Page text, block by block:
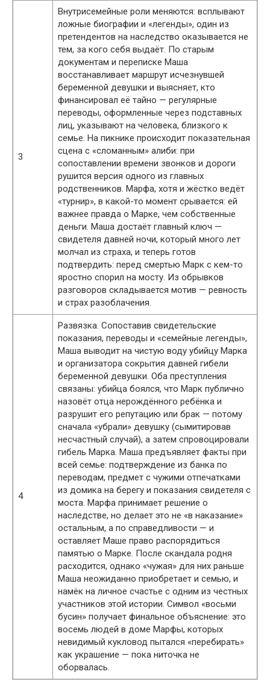
3
Внутрисемейные роли меняются: всплывают
ложные биографии и «легенды», один из
претендентов на наследство оказывается не
тем, за кого себя выдаёт. По старым
документам и переписке Маша
восстанавливает маршрут исчезнувшей
беременной девушки и выясняет, кто
финансировал её тайно — регулярные
переводы, оформленные через подставных
лиц, указывают на человека, близкого к
семье. На пикнике происходит показательная
сцена с «сломанным» алиби: при
сопоставлении времени звонков и дороги
рушится версия одного из главных
родственников. Марфа, хотя и жёстко ведёт
«турнир», в какой-то момент срывается: ей
важнее правда о Марке, чем собственные
деньги. Маша достаёт главный ключ —
свидетеля давней ночи, который много лет
молчал из страха, и теперь готов
подтвердить: перед смертью Марк с кем-то
яростно спорил на мосту. Из обрывков
разговоров складывается мотив — ревность
и страх разоблачения.
4
Развязка. Сопоставив свидетельские
показания, переводы и «семейные легенды»,
Маша выводит на чистую воду убийцу Марка
и организатора сокрытия давней гибели
беременной девушки. Оба преступления
связаны: убийца боялся, что Марк публично
назовёт отца нерождённого ребёнка и
разрушит его репутацию или брак — потому
сначала «убрали» девушку (сымитировав
несчастный случай), а затем спровоцировали
гибель Марка. Маша предъявляет факты при
всей семье: подтверждение из банка по
переводам, предмет с чужими отпечатками
из домика на берегу и показания свидетеля с
моста. Марфа принимает решение о
наследстве, но делает это не «в наказание»
остальным, а по справедливости — и
оставляет Маше право распорядиться
памятью о Марке. После скандала родня
расходится, однако «чужая» для них раньше
Маша неожиданно приобретает и семью, и
намёк на личное счастье с одним из честных
участников этой истории. Символ «восьми
бусин» получает финальное объяснение: это
восемь людей в доме Марфы, которых
невидимый кукловод пытался «перебирать»
как украшение — пока ниточка не
оборвалась.